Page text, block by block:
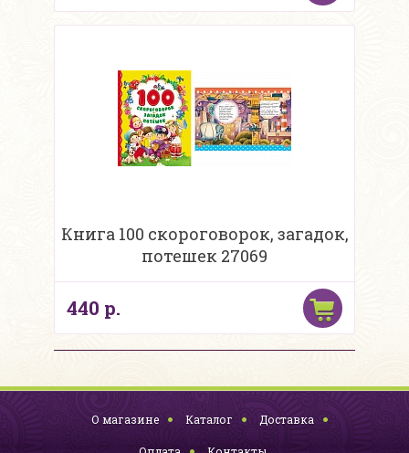
Книга 100 скороговорок, загадок,
потешек 27069
440 р.
О магазине Каталог Доставка